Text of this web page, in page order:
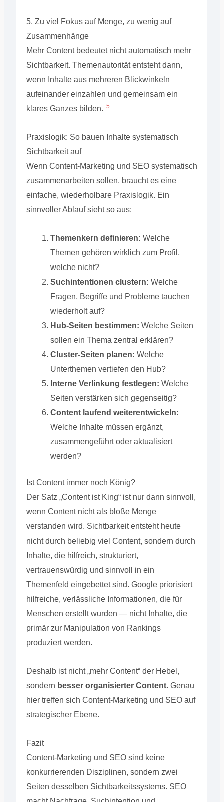
5. Zu viel Fokus auf Menge, zu wenig auf
Zusammenhänge
Mehr Content bedeutet nicht automatisch mehr
Sichtbarkeit. Themenautorität entsteht dann,
wenn Inhalte aus mehreren Blickwinkeln
aufeinander einzahlen und gemeinsam ein
klares Ganzes bilden. 5
Praxislogik: So bauen Inhalte systematisch
Sichtbarkeit auf
Wenn Content-Marketing und SEO systematisch
zusammenarbeiten sollen, braucht es eine
einfache, wiederholbare Praxislogik. Ein
sinnvoller Ablauf sieht so aus:
Themenkern definieren: Welche
Themen gehören wirklich zum Profil,
welche nicht?
Suchintentionen clustern: Welche
Fragen, Begriffe und Probleme tauchen
wiederholt auf?
Hub-Seiten bestimmen: Welche Seiten
sollen ein Thema zentral erklären?
Cluster-Seiten planen: Welche
Unterthemen vertiefen den Hub?
Interne Verlinkung festlegen: Welche
Seiten verstärken sich gegenseitig?
Content laufend weiterentwickeln:
Welche Inhalte müssen ergänzt,
zusammengeführt oder aktualisiert
werden?
Ist Content immer noch König?
Der Satz „Content ist King“ ist nur dann sinnvoll,
wenn Content nicht als bloße Menge
verstanden wird. Sichtbarkeit entsteht heute
nicht durch beliebig viel Content, sondern durch
Inhalte, die hilfreich, strukturiert,
vertrauenswürdig und sinnvoll in ein
Themenfeld eingebettet sind. Google priorisiert
hilfreiche, verlässliche Informationen, die für
Menschen erstellt wurden — nicht Inhalte, die
primär zur Manipulation von Rankings
produziert werden.
Deshalb ist nicht „mehr Content“ der Hebel,
sondern besser organisierter Content. Genau
hier treffen sich Content-Marketing und SEO auf
strategischer Ebene.
Fazit
Content-Marketing und SEO sind keine
konkurrierenden Disziplinen, sondern zwei
Seiten desselben Sichtbarkeitssystems. SEO